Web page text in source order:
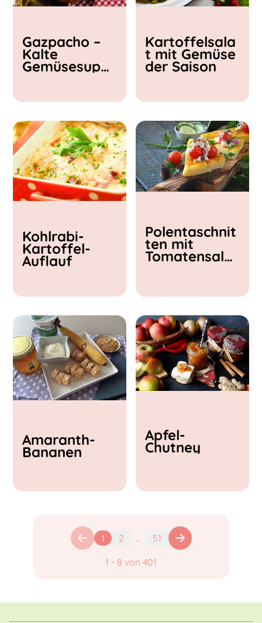
< 15 min
15 - 30 min
30 - 60 min
Gazpacho –
Kalte
Gemüsesupp
Kartoffelsala
t mit Gemüse
der Saison
Kohlrabi-
Kartoffel-
Auflauf
Polentaschnit
ten mit
Tomatensalat
Amaranth-
Bananen
Apfel-
Chutney
1 2 ... 51
1 - 8 von 401